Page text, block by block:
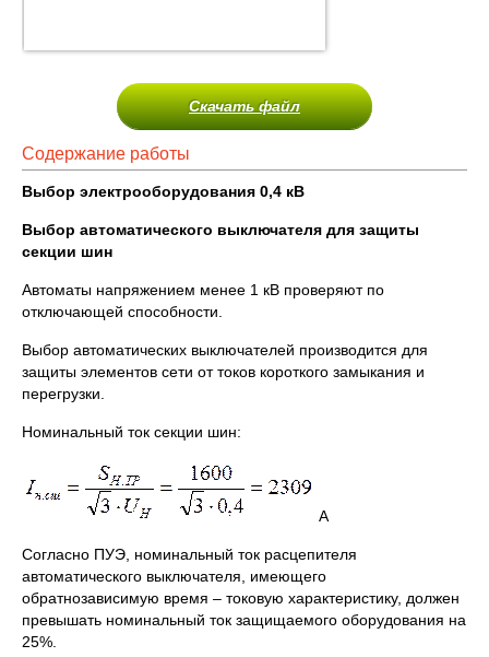
Скачать файл
Содержание работы
Выбор электрооборудования 0,4 кВ
Выбор автоматического выключателя для защиты
секции шин
Автоматы напряжением менее 1 кВ проверяют по
отключающей способности.
Выбор автоматических выключателей производится для
защиты элементов сети от токов короткого замыкания и
перегрузки.
Номинальный ток секции шин:
А
Согласно ПУЭ, номинальный ток расцепителя
автоматического выключателя, имеющего
обратнозависимую время – токовую характеристику, должен
превышать номинальный ток защищаемого оборудования на
25%.